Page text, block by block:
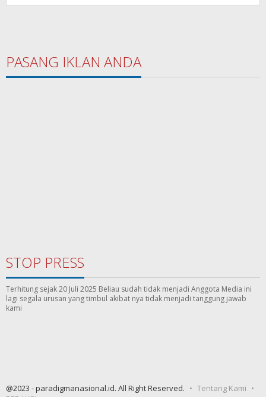
PASANG IKLAN ANDA
STOP PRESS
Terhitung sejak 20 Juli 2025 Beliau sudah tidak menjadi Anggota Media ini
lagi segala urusan yang timbul akibat nya tidak menjadi tanggung jawab
kami
@2023 - paradigmanasional.id. All Right Reserved.
Tentang Kami